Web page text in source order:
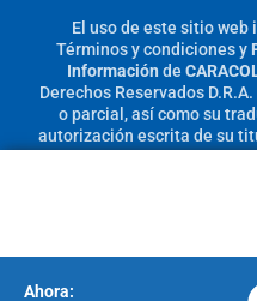
El uso de este sitio
Términos y condicionesy
Información de
Derechos Reservados
o parcial, así como su
autorización escrita de su